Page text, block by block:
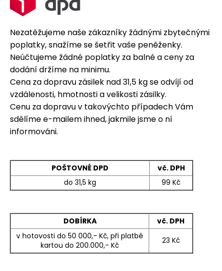
Nezatěžujeme naše zákazníky žádnými zbytečnými
poplatky, snažíme se šetřit vaše peněženky.
Neúčtujeme žádné poplatky za balné a ceny za
dodání držíme na minimu.
Cena za dopravu zásilek nad 31,5 kg se odvíjí od
vzdálenosti, hmotnosti a velikosti zásilky.
Cenu za dopravu v takovýchto případech Vám
sdělíme e-mailem ihned, jakmile jsme o ní
informováni.
POŠTOVNÉ DPD
vč. DPH
do 31,5 kg
99 Kč
DOBÍRKA
vč. DPH
v hotovosti do 50 000,- Kč, při platbě
kartou do 200.000,- Kč
23 Kč
u
u
j
e
m
e